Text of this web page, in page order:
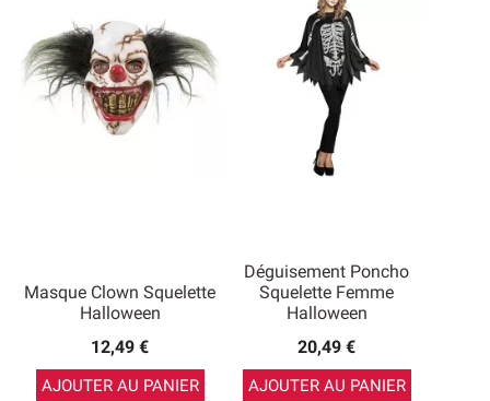
Masque Clown Squelette
Halloween
12,49 €
AJOUTER AU PANIER
Déguisement Poncho
Squelette Femme
Halloween
20,49 €
AJOUTER AU PANIER